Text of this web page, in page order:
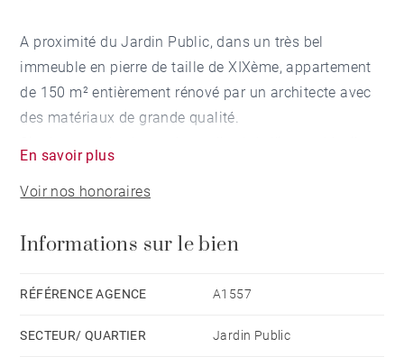
A proximité du Jardin Public, dans un très bel
immeuble en pierre de taille de XIXème, appartement
de 150 m² entièrement rénové par un architecte avec
des matériaux de grande qualité.
comprend une entrée, un salon sur rue ainsi qu'une
cuisine dînatoire haut de gamme meublée et équipée
complète ce niveau. Au 1er étage, grande suite
ainsi qu'une chambre avec rangements sur mesure et
Le sous-sol comprend une buanderie/cellier ainsi
En savoir plus
Voir nos honoraires
Informations sur le bien
RÉFÉRENCE AGENCE A1557
SECTEUR/ QUARTIER Jardin Public